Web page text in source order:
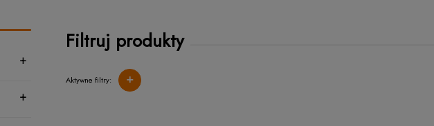
Filtruj produkty
Aktywne filtry: +